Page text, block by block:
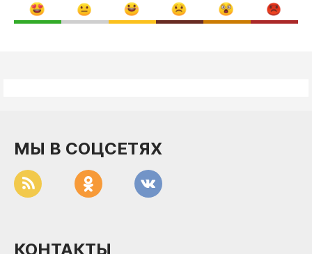
МЫ В СОЦСЕТЯХ
КОНТАКТЫ